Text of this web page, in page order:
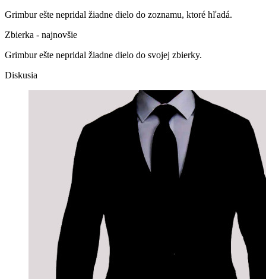
Grimbur ešte nepridal žiadne dielo do zoznamu, ktoré hľadá.
Zbierka - najnovšie
Grimbur ešte nepridal žiadne dielo do svojej zbierky.
Diskusia